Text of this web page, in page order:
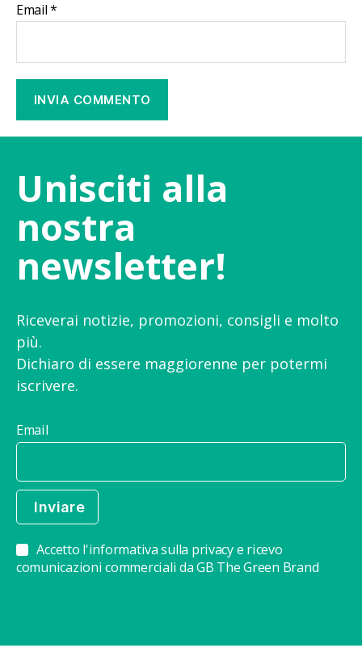
Email*
Unisciti alla
nostra
newsletter!
Riceverai notizie, promozioni, consigli e molto
più.
Dichiaro di essere maggiorenne per potermi
iscrivere.
Email
Accetto l'informativa sulla privacy e ricevo
comunicazioni commerciali da GB The Green Brand